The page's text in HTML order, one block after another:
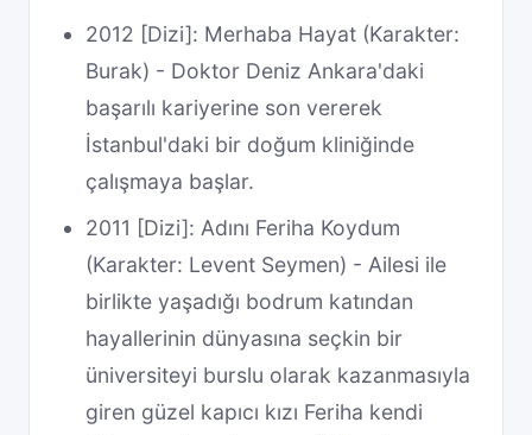
2012 [Dizi]: Merhaba Hayat (Karakter:
Burak) - Doktor Deniz Ankara'daki
başarılı kariyerine son vererek
İstanbul'daki bir doğum kliniğinde
çalışmaya başlar.
2011 [Dizi]: Adını Feriha Koydum
(Karakter: Levent Seymen) - Ailesi ile
birlikte yaşadığı bodrum katından
hayallerinin dünyasına seçkin bir
üniversiteyi burslu olarak kazanmasıyla
giren güzel kapıcı kızı Feriha kendi